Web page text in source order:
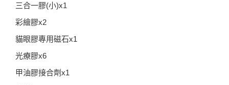
三合一膠(小)x1
彩繪膠x2
貓眼膠專用磁石x1
光療膠x6
甲油膠接合劑x1